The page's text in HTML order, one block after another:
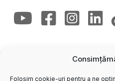
Folosim cookie-uri pentru a ne